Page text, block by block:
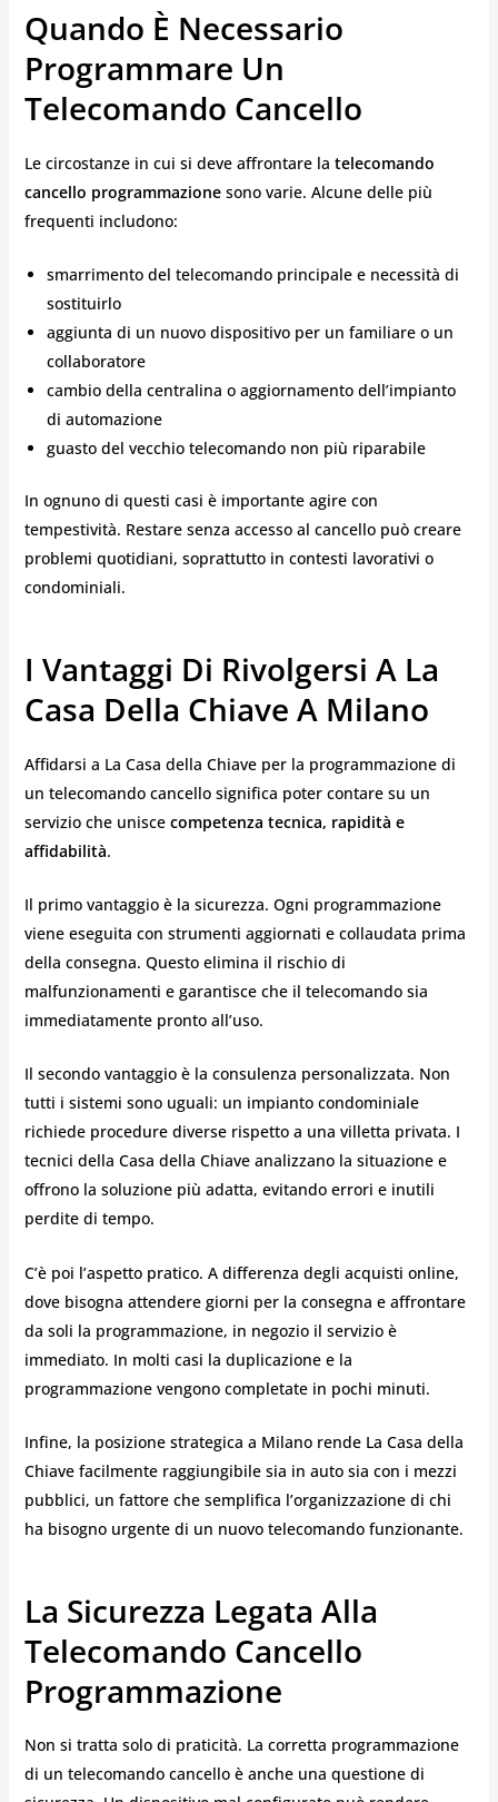
Quando È Necessario
Programmare Un
Telecomando Cancello
Le circostanze in cui si deve affrontare la telecomando
cancello programmazionesono varie. Alcune delle più
frequenti includono:
smarrimento del telecomando principale e necessità di
sostituirlo
aggiunta di un nuovo dispositivo per un familiare o un
collaboratore
cambio della centralina o aggiornamento dell’impianto
di automazione
guasto del vecchio telecomando non più riparabile
In ognuno di questi casi è importante agire con
tempestività. Restare senza accesso al cancello può creare
problemi quotidiani, soprattutto in contesti lavorativi o
condominiali.
I Vantaggi Di Rivolgersi A La
Casa Della Chiave A Milano
Affidarsi a La Casa della Chiave per la programmazione di
un telecomando cancello significa poter contare su un
servizio che unisce competenza tecnica, rapidità e
affidabilità.
Il primo vantaggio è la sicurezza. Ogni programmazione
viene eseguita con strumenti aggiornati e collaudata prima
della consegna. Questo elimina il rischio di
malfunzionamenti e garantisce che il telecomando sia
immediatamente pronto all’uso.
Il secondo vantaggio è la consulenza personalizzata. Non
tutti i sistemi sono uguali: un impianto condominiale
richiede procedure diverse rispetto a una villetta privata. I
tecnici della Casa della Chiave analizzano la situazione e
offrono la soluzione più adatta, evitando errori e inutili
perdite di tempo.
C’è poi l’aspetto pratico. A differenza degli acquisti online,
dove bisogna attendere giorni per la consegna e affrontare
da soli la programmazione, in negozio il servizio è
immediato. In molti casi la duplicazione e la
programmazione vengono completate in pochi minuti.
Infine, la posizione strategica a Milano rende La Casa della
Chiave facilmente raggiungibile sia in auto sia con i mezzi
pubblici, un fattore che semplifica l’organizzazione di chi
ha bisogno urgente di un nuovo telecomando funzionante.
La Sicurezza Legata Alla
Telecomando Cancello
Programmazione
Non si tratta solo di praticità. La corretta programmazione
di un telecomando cancello è anche una questione di